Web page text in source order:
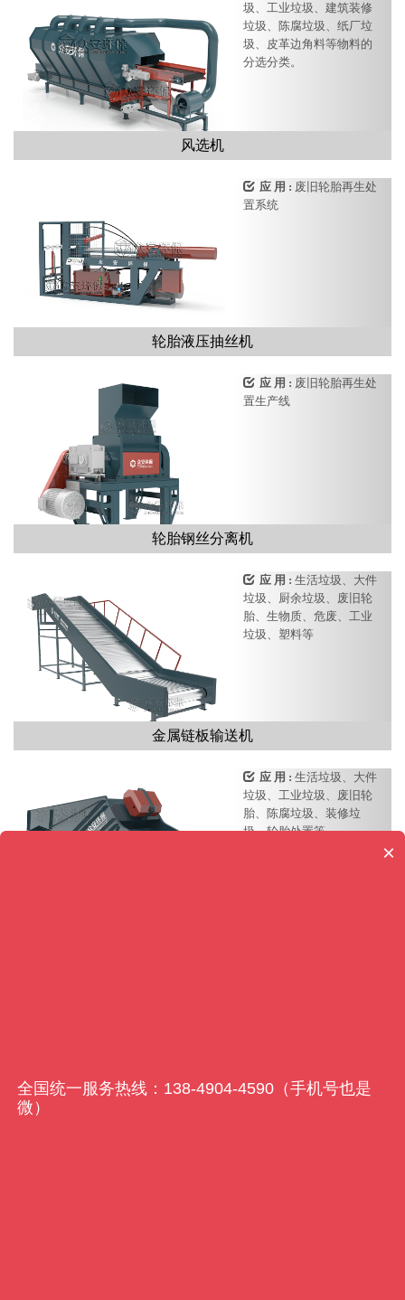
圾、工业垃圾、建筑装修
垃圾、陈腐垃圾、纸厂垃
圾、皮革边角料等物料的
分选分类。
风选机
应 用 : 废旧轮胎再生处
置系统
轮胎液压抽丝机
应 用 : 废旧轮胎再生处
置生产线
轮胎钢丝分离机
应 用 : 生活垃圾、大件
垃圾、厨余垃圾、废旧轮
胎、生物质、危废、工业
垃圾、塑料等
金属链板输送机
应 用 : 生活垃圾、大件
垃圾、工业垃圾、废旧轮
胎、陈腐垃圾、装修垃
圾、轮胎处置等。
×
全国统一服务热线：138-4904-4590（手机号也是
微）